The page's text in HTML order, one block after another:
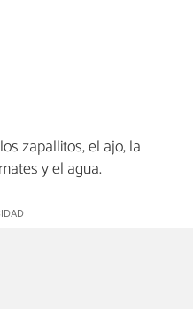
zapallitos, el ajo, la
y el agua.